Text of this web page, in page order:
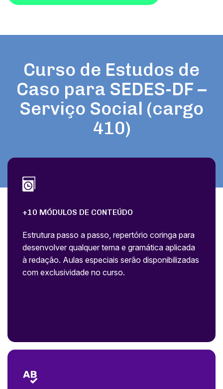
Curso de Estudos de
Caso para SEDES-DF –
Serviço Social (cargo
410)
+10 MÓDULOS DE CONTEÚDO
Estrutura passo a passo, repertório coringa para
desenvolver qualquer tema e gramática aplicada
à redação. Aulas especiais serão disponibilizadas
com exclusividade no curso.